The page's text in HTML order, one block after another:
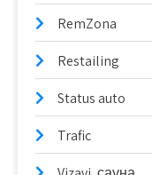
RemZona
Restailing
Status auto
Trafic